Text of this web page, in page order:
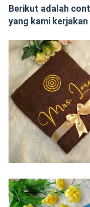
Berikut adalah
yang kami kerjakan